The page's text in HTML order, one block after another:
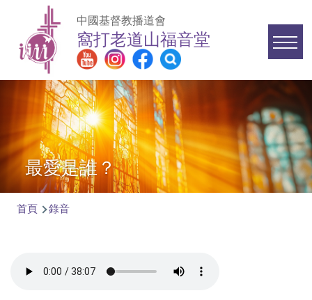
移至主內容
中國基督教播道會
窩打老道山福音堂
Main
navigation
最愛是誰？
連
首頁 錄音